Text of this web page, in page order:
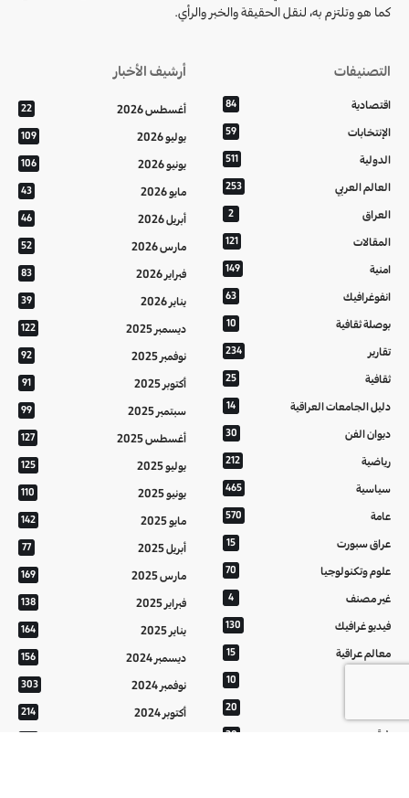
كما هو وتلتزم به، لنقل الحقيقة والخبر والرأي.
التصنيفات
اقتصادية 84
الإنتخابات 59
الدولية 511
العالم العربي 253
العراق 2
المقالات 121
امنية 149
انفوغرافيك 63
بوصلة ثقافية 10
تقارير 234
ثقافية 25
دليل الجامعات العراقية 14
ديوان الفن 30
رياضية 212
سياسية 465
عامة 570
عراق سبورت 15
علوم وتكنولوجيا 70
غير مصنف 4
فيديو غرافيك 130
معالم عراقية 15
10
20
هُنَّ 20
أرشيف الأخبار
أغسطس 2026 22
يوليو 2026 109
يونيو 2026 106
مايو 2026 43
أبريل 2026 46
مارس 2026 52
فبراير 2026 83
يناير 2026 39
ديسمبر 2025 122
نوفمبر 2025 92
أكتوبر 2025 91
سبتمبر 2025 99
أغسطس 2025 127
يوليو 2025 125
يونيو 2025 110
مايو 2025 142
أبريل 2025 77
مارس 2025 169
فبراير 2025 138
يناير 2025 164
ديسمبر 2024 156
نوفمبر 2024 303
أكتوبر 2024 214